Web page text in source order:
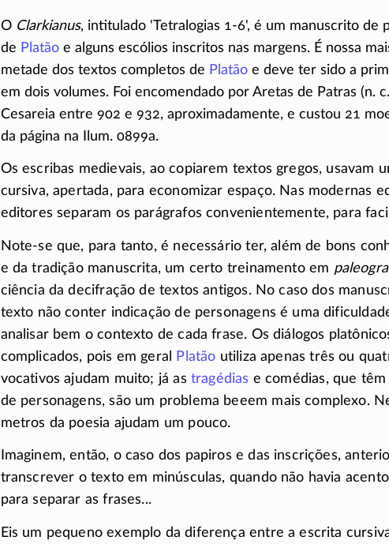
O Clarkianus, intitulado 'Tetralogias 1-6', é um manuscrito de
de Platãoe alguns escólios inscritos nas margens. É nossa
metade dos textos completos de Platãoe deve ter sido a
em dois volumes. Foi encomendado por Aretas de Patras (n.
Cesareia entre 902 e 932, aproximadamente, e custou 21
da página na Ilum. 0899a.
Os escribas medievais, ao copiarem textos gregos, usavam
cursiva, apertada, para economizar espaço. Nas modernas
editores separam os parágrafos convenientemente, para
Note-se que, para tanto, é necessário ter, além de bons
e da tradição manuscrita, um certo treinamento em
ciência da decifração de textos antigos. No caso dos
texto não conter indicação de personagens é uma
analisar bem o contexto de cada frase. Os diálogos
complicados, pois em geral
Platão utiliza apenas três ou
vocativos ajudam muito; já as tragédias e comédias, que
de personagens, são um problema beeem mais complexo.
metros da poesia ajudam um pouco.
Imaginem, então, o caso dos papiros e das inscrições,
transcrever o texto em minúsculas, quando não havia
para separar as frases...
Eis um pequeno exemplo da diferença entre a escrita